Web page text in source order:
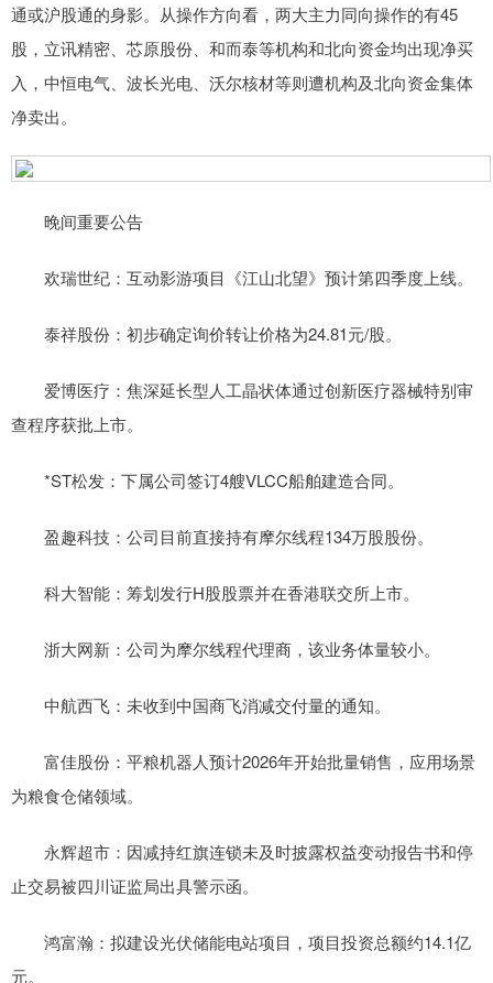
通或沪股通的身影。从操作方向看，两大主力同向操作的有45
股，立讯精密、芯原股份、和而泰等机构和北向资金均出现净买
入，中恒电气、波长光电、沃尔核材等则遭机构及北向资金集体
净卖出。
晚间重要公告
欢瑞世纪：互动影游项目《江山北望》预计第四季度上线。
泰祥股份：初步确定询价转让价格为24.81元/股。
爱博医疗：焦深延长型人工晶状体通过创新医疗器械特别审
查程序获批上市。
*ST松发：下属公司签订4艘VLCC船舶建造合同。
盈趣科技：公司目前直接持有摩尔线程134万股股份。
科大智能：筹划发行H股股票并在香港联交所上市。
浙大网新：公司为摩尔线程代理商，该业务体量较小。
中航西飞：未收到中国商飞消减交付量的通知。
富佳股份：平粮机器人预计2026年开始批量销售，应用场景
为粮食仓储领域。
永辉超市：因减持红旗连锁未及时披露权益变动报告书和停
止交易被四川证监局出具警示函。
鸿富瀚：拟建设光伏储能电站项目，项目投资总额约14.1亿
元。